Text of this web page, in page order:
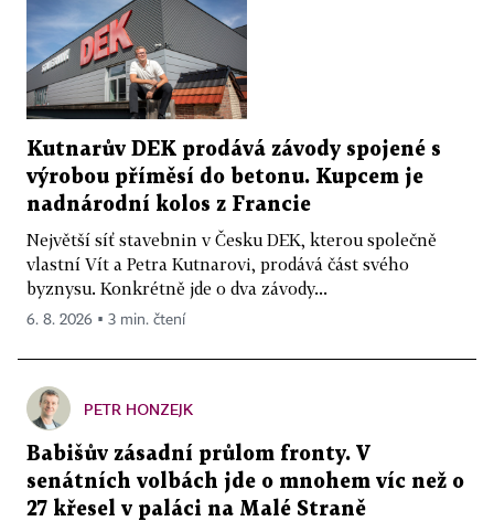
Kutnarův DEK prodává závody spojené s
výrobou příměsí do betonu. Kupcem je
nadnárodní kolos z Francie
Největší síť stavebnin v Česku DEK, kterou společně
vlastní Vít a Petra Kutnarovi, prodává část svého
byznysu. Konkrétně jde o dva závody...
6. 8. 2026 ▪ 3 min. čtení
PETR HONZEJK
Babišův zásadní průlom fronty. V
senátních volbách jde o mnohem víc než o
27 křesel v paláci na Malé Straně